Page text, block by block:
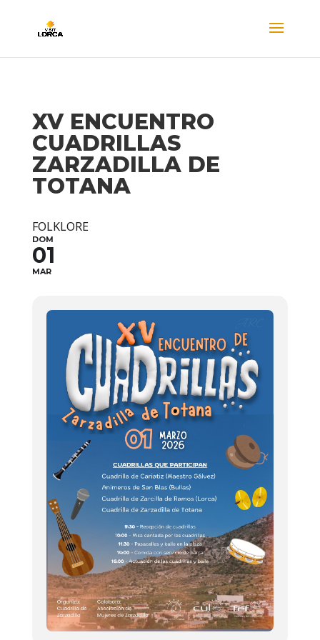
XV ENCUENTRO
CUADRILLAS
ZARZADILLA DE
TOTANA
FOLKLORE
DOM
01
MAR